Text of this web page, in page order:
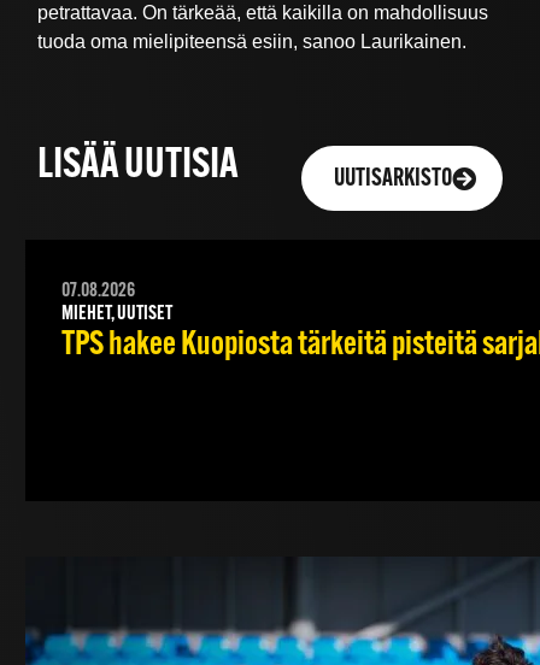
petrattavaa. On tärkeää, että kaikilla on mahdollisuus
tuoda oma mielipiteensä esiin, sanoo Laurikainen.
LISÄÄ UUTISIA UUTISARKISTO
07.08.2026
MIEHET, UUTISET
TPS hakee Kuopiosta tärkeitä pisteitä